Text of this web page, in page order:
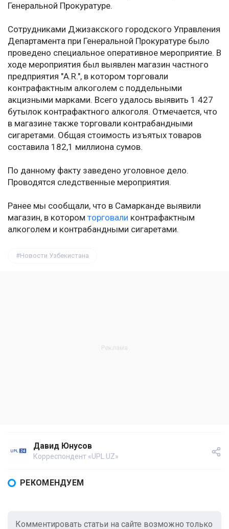
Генеральной Прокуратуре.
Сотрудниками Джизакского городского Управления
Департамента при Генеральной Прокуратуре было
проведено специальное оперативное мероприятие. В
ходе мероприятия был выявлен магазин частного
предприятия "A.R.", в котором торговали
контрафактным алкоголем с поддельными
акцизными марками. Всего удалось выявить 1 427
бутылок контрафактного алкоголя. Отмечается, что
в магазине также торговали контрабандными
сигаретами. Общая стоимость изъятых товаров
составила 182,1 миллиона сумов.
По данному факту заведено уголовное дело.
Проводятся следственные мероприятия.
Ранее мы сообщали, что в Самарканде выявили
магазин, в котором торговали контрафактным
алкоголем и контрабандными сигаретами.
Новости Узбекистана
Давид Юнусов
Корреспондент «UPL.UZ»
РЕКОМЕНДУЕМ
Комментировать статьи на сайте возможно только